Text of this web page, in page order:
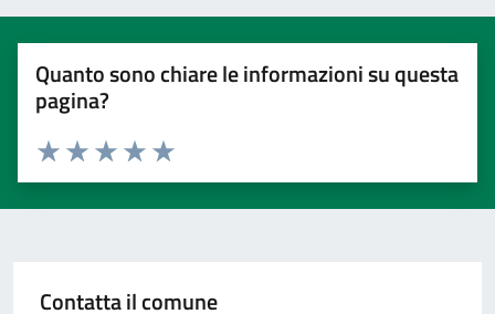
Quanto sono chiare le informazioni su questa
pagina?
Valuta 5 stelle su 5
Valuta 4 stelle su 5
Valuta 3 stelle su 5
Valuta 2 stelle su 5
Valuta 1 stelle su 5
Contatta il comune